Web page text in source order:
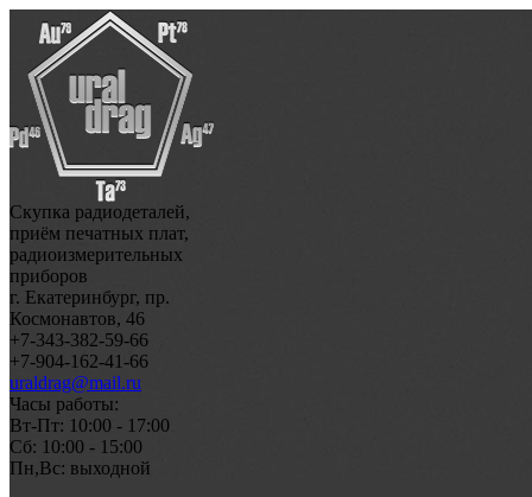
Скупка радиодеталей,
приём печатных плат,
радиоизмерительных
приборов
г. Екатеринбург, пр.
Космонавтов, 46
+7-343-382-59-66
+7-904-162-41-66
uraldrag@mail.ru
Часы работы:
Вт-Пт: 10:00 - 17:00
Сб: 10:00 - 15:00
Пн,Вс: выходной